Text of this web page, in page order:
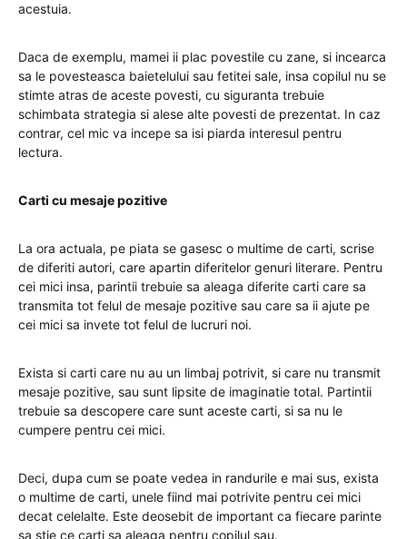
acestuia.
Daca de exemplu, mamei ii plac povestile cu zane, si incearca
sa le povesteasca baietelului sau fetitei sale, insa copilul nu se
stimte atras de aceste povesti, cu siguranta trebuie
schimbata strategia si alese alte povesti de prezentat. In caz
contrar, cel mic va incepe sa isi piarda interesul pentru
lectura.
Carti cu mesaje pozitive
La ora actuala, pe piata se gasesc o multime de carti, scrise
de diferiti autori, care apartin diferitelor genuri literare. Pentru
cei mici insa, parintii trebuie sa aleaga diferite carti care sa
transmita tot felul de mesaje pozitive sau care sa ii ajute pe
cei mici sa invete tot felul de lucruri noi.
Exista si carti care nu au un limbaj potrivit, si care nu transmit
mesaje pozitive, sau sunt lipsite de imaginatie total. Partintii
trebuie sa descopere care sunt aceste carti, si sa nu le
cumpere pentru cei mici.
Deci, dupa cum se poate vedea in randurile e mai sus, exista
o multime de carti, unele fiind mai potrivite pentru cei mici
decat celelalte. Este deosebit de important ca fiecare parinte
sa stie ce carti sa aleaga pentru copilul sau.